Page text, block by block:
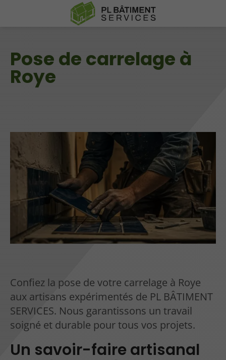
Pose de carrelage à
Roye
Confiez la pose de votre carrelage à Roye
aux artisans expérimentés de PL BÂTIMENT
SERVICES. Nous garantissons un travail
soigné et durable pour tous vos projets.
Un savoir-faire artisanal